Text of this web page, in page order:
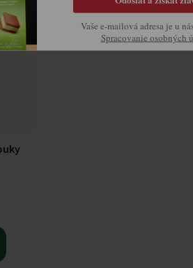
Vaše e-mailová adresa je u
Spracovanie osobných